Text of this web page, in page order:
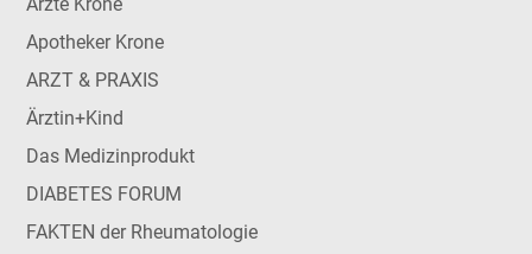
Apotheker Krone
ARZT & PRAXIS
Ärztin+Kind
Das Medizinprodukt
DIABETES FORUM
FAKTEN der Rheumatologie